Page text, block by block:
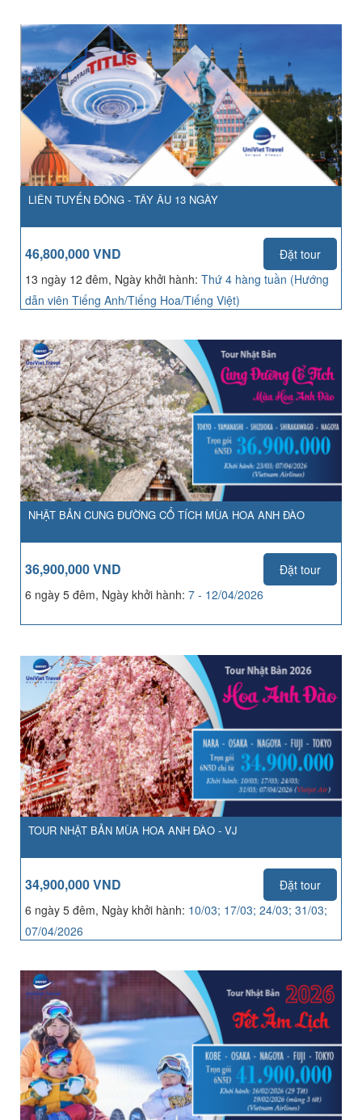
LIÊN TUYẾN ĐÔNG - TÂY ÂU 13 NGÀY
46,800,000 VND
Đặt tour
13 ngày 12 đêm, Ngày khởi hành: Thứ 4 hàng tuần (Hướng
dẫn viên Tiếng Anh/Tiếng Hoa/Tiếng Việt)
NHẬT BẢN CUNG ĐƯỜNG CỔ TÍCH MÙA HOA ANH ĐÀO
36,900,000 VND
Đặt tour
6 ngày 5 đêm, Ngày khởi hành: 7 - 12/04/2026
TOUR NHẬT BẢN MÙA HOA ANH ĐÀO - VJ
34,900,000 VND
Đặt tour
6 ngày 5 đêm, Ngày khởi hành: 10/03; 17/03; 24/03; 31/03;
07/04/2026